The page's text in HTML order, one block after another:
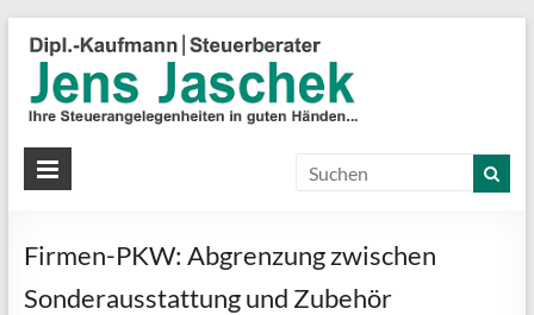
Firmen-PKW: Abgrenzung zwischen
Sonderausstattung und Zubehör